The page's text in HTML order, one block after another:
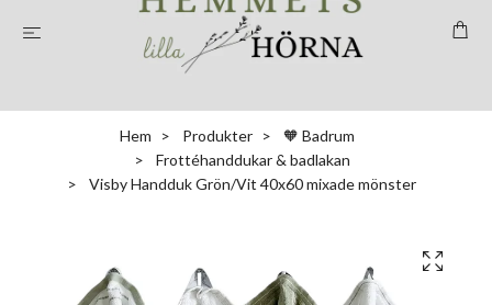
Hem Produkter
🧡 Badrum
Frottéhanddukar & badlakan
Visby Handduk Grön/Vit 40x60 mixade mönster